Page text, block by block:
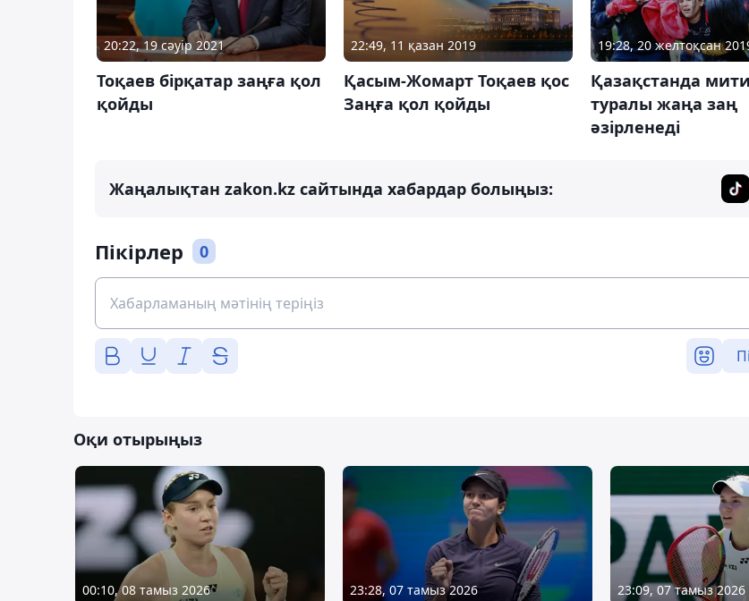
20:22, 19 сәуір 2021
Тоқаев бірқатар заңға қол
қойды
22:49, 11 қазан 2019
Қасым-Жомарт Тоқаев қос
Заңға қол қойды
19:28, 20 желтоқсан
Қазақстанда
туралы жаңа заң
әзірленеді
Жаңалықтан zakon.kz сайтында хабардар болыңыз:
Пікірлер 0
Оқи отырыңыз
00:10, 08 тамыз 2026 23:28, 07 тамыз 2026 23:09, 07 тамыз 2026